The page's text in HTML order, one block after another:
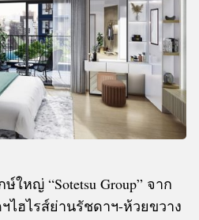
ใหญ่ “Sotetsu Group” จาก
ฮไรส์ย่านรัชดาฯ-ห้วยขวาง